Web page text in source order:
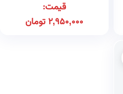
قیمت:
2,950,000تومان